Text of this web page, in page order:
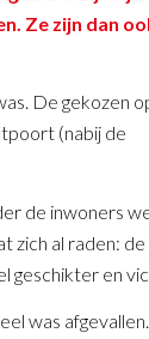
Ze zijn dan
De gekozen
(nabij de
de inwoners
zich al raden:
geschikter en
was